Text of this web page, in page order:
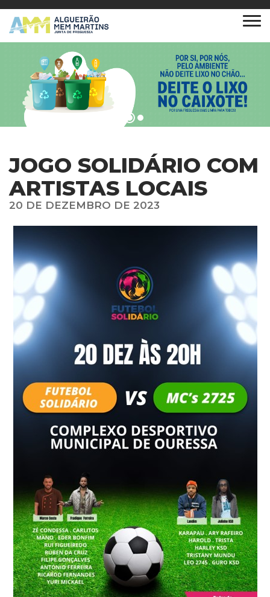
JOGO SOLIDÁRIO COM
ARTISTAS LOCAIS
20 DE DEZEMBRO DE 2023